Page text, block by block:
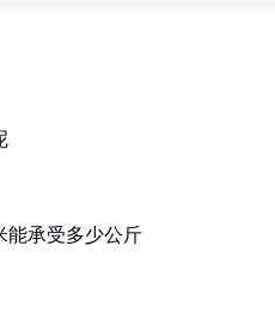
能承受多少公斤